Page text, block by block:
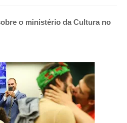
o ministério da Cultura no